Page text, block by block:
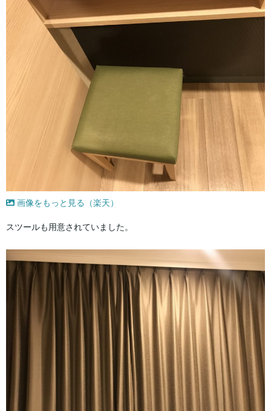
画像をもっと見る（楽天）
スツールも用意されていました。